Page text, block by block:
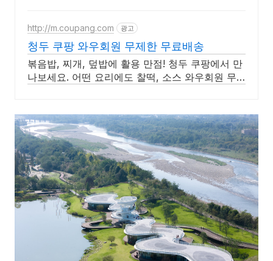
http://m.coupang.com 광고
청두 쿠팡 와우회원 무제한 무료배송
볶음밥, 찌개, 덮밥에 활용 만점! 청두 쿠팡에서 만
나보세요. 어떤 요리에도 찰떡, 소스 와우회원 무